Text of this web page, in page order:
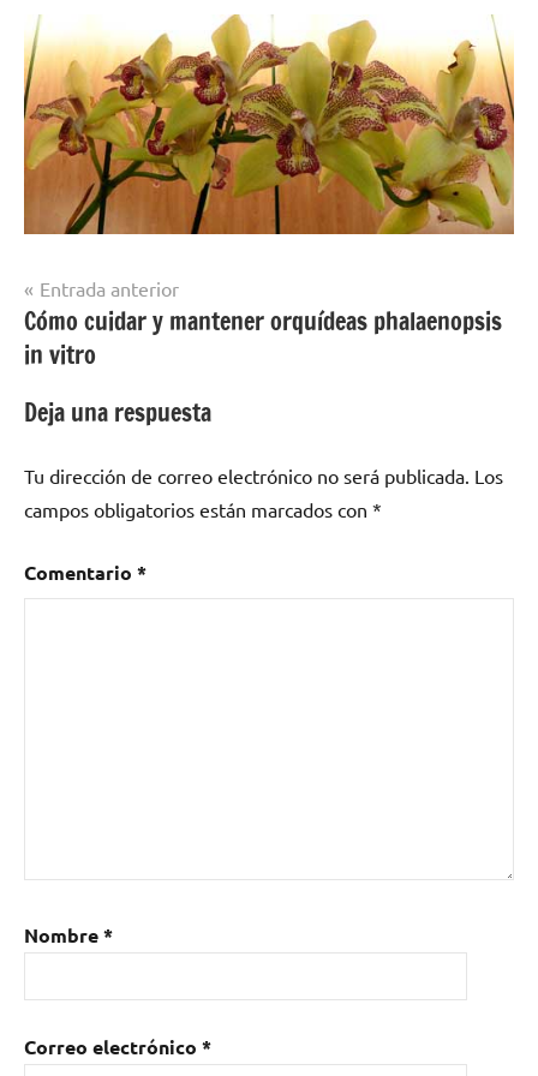
Navegación
de
entradas
Entrada anterior
Cómo cuidar y mantener orquídeas phalaenopsis
in vitro
Deja una respuesta
Tu dirección de correo electrónico no será publicada. Los
campos obligatorios están marcados con *
Comentario *
Nombre*
Correo electrónico *